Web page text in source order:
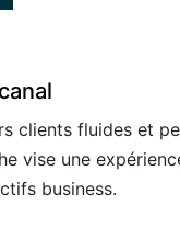
clients fluides et
vise une
business.